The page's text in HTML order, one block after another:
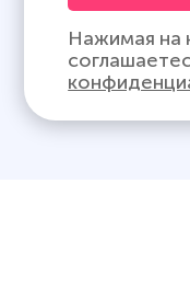
Нажимая на